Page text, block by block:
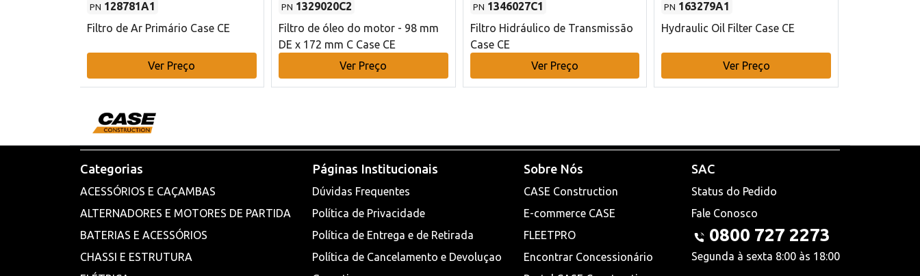
PN 128781A1
Filtro de Ar Primário Case CE
Ver Preço
PN 1329020C2
Filtro de óleo do motor - 98 mm
DE x 172 mm C Case CE
Ver Preço
PN 1346027C1
Filtro Hidráulico de Transmissão
Case CE
Ver Preço
PN 163279A1
Hydraulic Oil Filter Case CE
Ver Preço
Categorias
ACESSÓRIOS E CAÇAMBAS
ALTERNADORES E MOTORES DE PARTIDA
BATERIAS E ACESSÓRIOS
CHASSI E ESTRUTURA
Páginas Institucionais
Dúvidas Frequentes
Política de Privacidade
Política de Entrega e de Retirada
Política de Cancelamento e Devoluçao
Sobre Nós
CASE Construction
E-commerce CASE
FLEETPRO
Encontrar Concessionário
SAC
Status do Pedido
Fale Conosco
0800 727 2273
Segunda à sexta 8:00 às 18:00